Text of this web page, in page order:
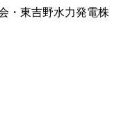
・東吉野水力発電株